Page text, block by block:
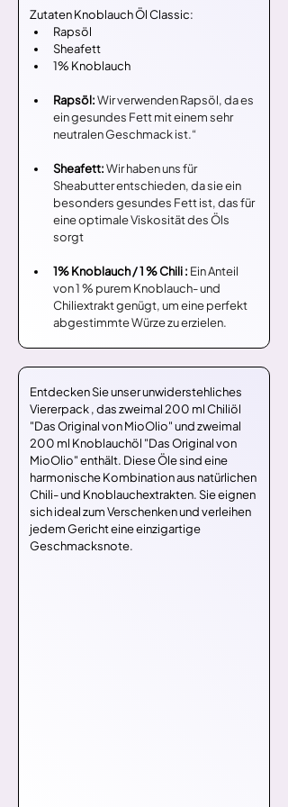
Zutaten Knoblauch Öl Classic:
Rapsöl
Sheafett
1% Knoblauch
Rapsöl:Wir verwenden Rapsöl, da es
ein gesundes Fett mit einem sehr
neutralen Geschmack ist.“
Sheafett: Wir haben uns für
Sheabutter entschieden, da sie ein
besonders gesundes Fett ist, das für
eine optimale Viskosität des Öls
sorgt
1% Knoblauch / 1 % Chili : Ein Anteil
von 1 % purem Knoblauch- und
Chiliextrakt genügt, um eine perfekt
abgestimmte Würze zu erzielen.
Entdecken Sie unser unwiderstehliches
Viererpack , das zweimal 200 ml Chiliöl
"Das Original von MioOlio" und zweimal
200 ml Knoblauchöl "Das Original von
MioOlio" enthält. Diese Öle sind eine
harmonische Kombination aus natürlichen
Chili- und Knoblauchextrakten. Sie eignen
sich ideal zum Verschenken und verleihen
jedem Gericht eine einzigartige
Geschmacksnote.